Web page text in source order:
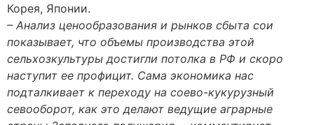
Корея, Японии.
– Анализ ценообразования и рынков сбыта сои
показывает, что объемы производства этой
сельхозкультуры достигли потолка в РФ и скоро
наступит ее профицит. Сама экономика нас
подталкивает к переходу на соево-кукурузный
севооборот, как это делают ведущие аграрные